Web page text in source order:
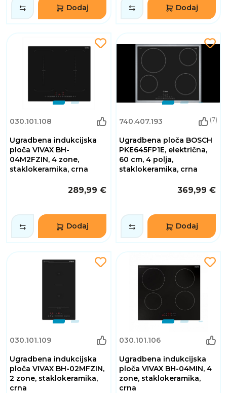
Dodaj Dodaj
030.101.108
Ugradbena indukcijska
ploča VIVAX BH-
04M2FZIN, 4 zone,
staklokeramika, crna
289,99 €
Dodaj
740.407.193 (7)
Ugradbena ploča BOSCH
PKE645FP1E, električna,
60 cm, 4 polja,
staklokeramika, crna
369,99 €
Dodaj
030.101.109
Ugradbena indukcijska
ploča VIVAX BH-02MFZIN,
2 zone, staklokeramika,
crna
030.101.106
Ugradbena indukcijska
ploča VIVAX BH-04MIN, 4
zone, staklokeramika,
crna